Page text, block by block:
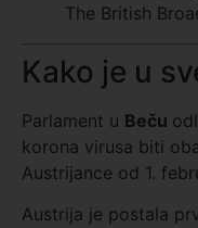
The British
Kako je u
Parlament u Beču
korona virusa biti
Austrijance od 1.
Austrija je postala